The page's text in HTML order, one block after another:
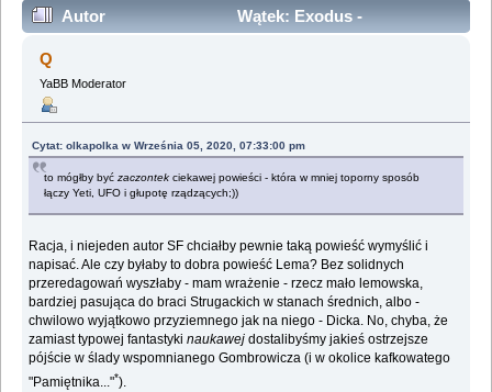
Autor
Wątek: Exodus -
opowiadanie ze zbioru "Inwazja z Aldebarana"
(Przeczytany 39419 razy)
Q
YaBB Moderator
Cytat: olkapolka w Września 05, 2020, 07:33:00 pm
to mógłby byćzaczontek ciekawej powieści - która w mniej toporny sposób
łączy Yeti, UFO i głupotę rządzących;))
Racja, i niejeden autor SF chciałby pewnie taką powieść wymyślić i
napisać. Ale czy byłaby to dobra powieść Lema? Bez solidnych
przeredagowań wyszłaby - mam wrażenie - rzecz mało lemowska,
bardziej pasująca do braci Strugackich w stanach średnich, albo -
chwilowo wyjątkowo przyziemnego jak na niego - Dicka. No, chyba, że
zamiast typowej fantastykinaukawej dostalibyśmy jakieś ostrzejsze
pójście w ślady wspomnianego Gombrowicza (i w okolice kafkowatego
"Pamiętnika..."*).